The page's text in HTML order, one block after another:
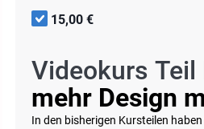
15,00 €
Videokurs Teil
mehr Design
In den bisherigen Kursteilen